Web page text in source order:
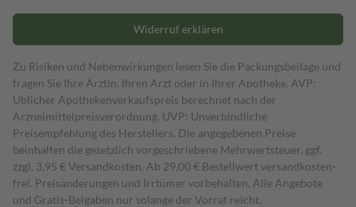
Widerruf erklären
Zu Risiken und Nebenwirkungen lesen Sie die Packungsbeilage und
fragen Sie Ihre Ärztin, Ihren Arzt oder in Ihrer Apotheke. AVP:
Üblicher Apothekenverkaufspreis berechnet nach der
Arzneimittelpreisverordnung. UVP: Unverbindliche
Preisempfehlung des Herstellers. Die angegebenen Preise
beinhalten die gesetzlich vorgeschriebene Mehrwertsteuer, ggf.
zzgl. 3,95 € Versandkosten. Ab 29,00 € Bestell­wert versand­kosten­
frei. Preisänderungen und Irrtümer vorbehalten. Alle Angebote
und Gratis-Beigaben nur solange der Vorrat reicht.